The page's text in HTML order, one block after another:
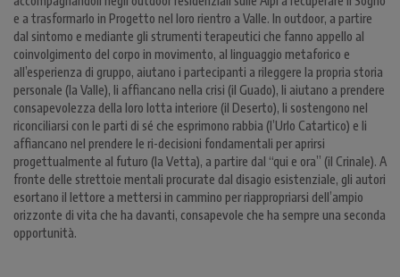
e a trasformarlo in Progetto nel loro rientro a Valle. In outdoor, a partire
dal sintomo e mediante gli strumenti terapeutici che fanno appello al
coinvolgimento del corpo in movimento, al linguaggio metaforico e
all’esperienza di gruppo, aiutano i partecipanti a rileggere la propria storia
personale (la Valle), li affiancano nella crisi (il Guado), li aiutano a prendere
consapevolezza della loro lotta interiore (il Deserto), li sostengono nel
riconciliarsi con le parti di sé che esprimono rabbia (l’Urlo Catartico) e li
affiancano nel prendere le ri-decisioni fondamentali per aprirsi
progettualmente al futuro (la Vetta), a partire dal “qui e ora” (il Crinale). A
fronte delle strettoie mentali procurate dal disagio esistenziale, gli autori
esortano il lettore a mettersi in cammino per riappropriarsi dell’ampio
orizzonte di vita che ha davanti, consapevole che ha sempre una seconda
opportunità.